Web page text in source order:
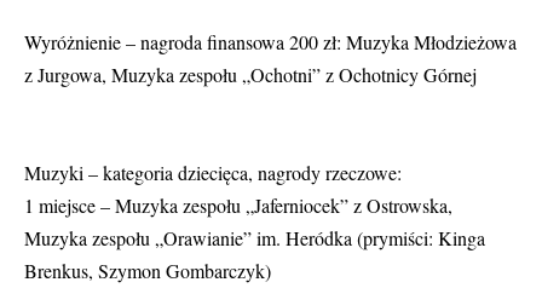
Wyróżnienie – nagroda finansowa 200 zł: Muzyka Młodzieżowa
z Jurgowa, Muzyka zespołu „Ochotni” z Ochotnicy Górnej
Muzyki – kategoria dziecięca, nagrody rzeczowe:
1 miejsce – Muzyka zespołu „Jaferniocek” z Ostrowska,
Muzyka zespołu „Orawianie” im. Heródka (prymiści: Kinga
Brenkus, Szymon Gombarczyk)